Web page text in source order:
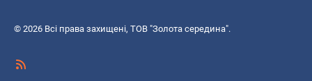
© 2026 Всі права захищені, ТОВ "Золота середина".